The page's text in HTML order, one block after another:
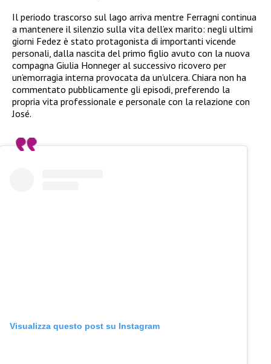
Il periodo trascorso sul lago arriva mentre Ferragni continua
a mantenere il silenzio sulla vita dell’ex marito: negli ultimi
giorni Fedez è stato protagonista di importanti vicende
personali, dalla nascita del primo figlio avuto con la nuova
compagna Giulia Honneger al successivo ricovero per
un’emorragia interna provocata da un’ulcera. Chiara non ha
commentato pubblicamente gli episodi, preferendo la
propria vita professionale e personale con la relazione con
José.
Visualizza questo post su Instagram